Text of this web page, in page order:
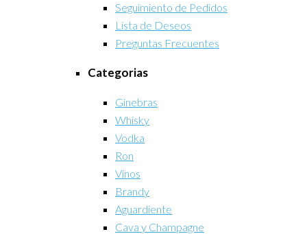
Seguimiento de Pedidos
Lista de Deseos
Preguntas Frecuentes
Categorias
Ginebras
Whisky
Vodka
Ron
Vinos
Brandy
Aguardiente
Cava y Champagne